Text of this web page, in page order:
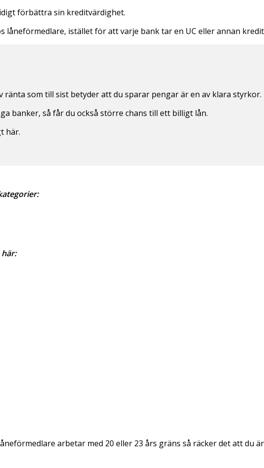
förbättra sin kreditvärdighet.
låneförmedlare, istället för att varje bank tar en UC eller annan
ränta som till sist betyder att du sparar pengar är en av klara styrkor.
banker, så får du också större chans till ett billigt lån.
här.
arbetar med 20 eller 23 års gräns så räcker det att du